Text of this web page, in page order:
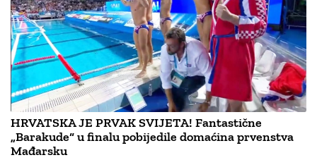
HRVATSKA JE PRVAK SVIJETA! Fantastične
„Barakude“ u finalu pobijedile domaćina prvenstva
Mađarsku